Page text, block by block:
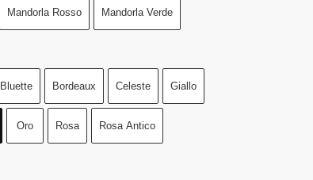
Mandorla Rosso Mandorla Verde
Bluette Bordeaux Celeste Giallo
Oro Rosa Rosa Antico